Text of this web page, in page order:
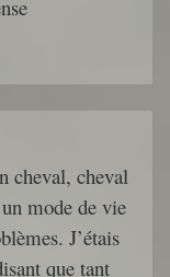
cheval, cheval
mode de vie
J’étais
que tant